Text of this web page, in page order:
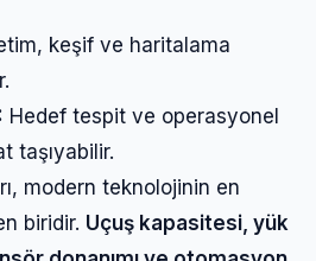
keşif ve haritalama
Hedef tespit ve operasyonel
taşıyabilir.
modern teknolojinin en
biridir. Uçuş kapasitesi, yük